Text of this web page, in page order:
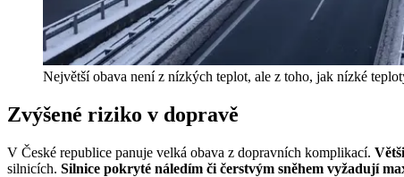
Největší obava není z nízkých teplot, ale z toho, jak nízké
Zvýšené riziko v dopravě
V České republice panuje velká obava z dopravních komplikací.
silnicích. Silnice pokryté náledím či čerstvým sněhem vyžadují